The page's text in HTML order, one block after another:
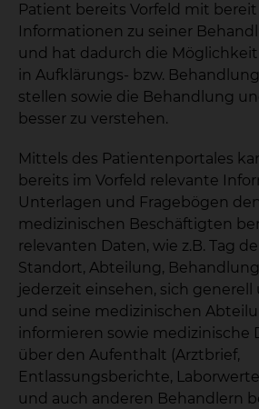
Patient bereits Vorfeld mit
Informationen zu seiner
und hat dadurch die
in Aufklärungs- bzw.
stellen sowie die Behandlung
besser zu verstehen.
Mittels des Patientenportales
bereits im Vorfeld relevante
Unterlagen und Fragebögen
medizinischen Beschäftigten
relevanten Daten, wie z.B. Tag
Standort, Abteilung,
jederzeit einsehen, sich generell
und seine medizinischen
informieren sowie medizinische
über den Aufenthalt (Arztbrief,
Entlassungsberichte,
und auch anderen Behandlern